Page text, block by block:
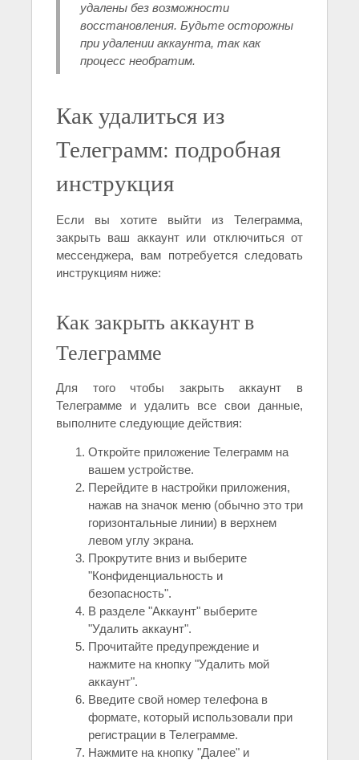
удалены без возможности
восстановления. Будьте осторожны
при удалении аккаунта, так как
процесс необратим.
Как удалиться из
Телеграмм: подробная
инструкция
Если вы хотите выйти из Телеграмма,
закрыть ваш аккаунт или отключиться от
мессенджера, вам потребуется следовать
инструкциям ниже:
Как закрыть аккаунт в
Телеграмме
Для того чтобы закрыть аккаунт в
Телеграмме и удалить все свои данные,
выполните следующие действия:
Откройте приложение Телеграмм на
вашем устройстве.
Перейдите в настройки приложения,
нажав на значок меню (обычно это три
горизонтальные линии) в верхнем
левом углу экрана.
Прокрутите вниз и выберите
"Конфиденциальность и
безопасность".
В разделе "Аккаунт" выберите
"Удалить аккаунт".
Прочитайте предупреждение и
нажмите на кнопку "Удалить мой
аккаунт".
Введите свой номер телефона в
формате, который использовали при
регистрации в Телеграмме.
Нажмите на кнопку "Далее" и